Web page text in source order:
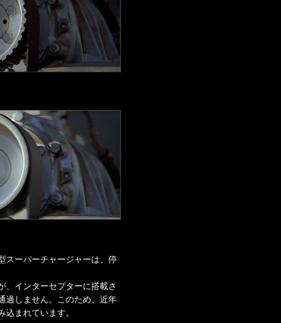
スーパーチャージャーは、停
、インターセプターに搭載さ
過しません。このため、近年
まれています。